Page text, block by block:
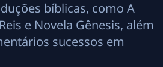
bíblicas, como A
e Novela Gênesis, além
sucessos em